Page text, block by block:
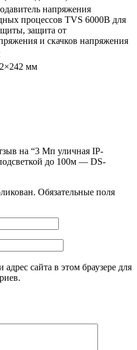
напряжения
процессов TVS 6000В для
защита от
и скачков напряжения
мм
на “3 Мп уличная IP-
до 100м — DS-
Обязательные поля
сайта в этом браузере для